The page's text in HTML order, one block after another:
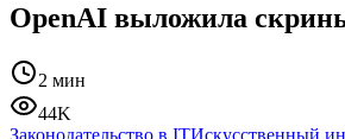
OpenAI выложила
2 мин
44K
Законодательство в ITИскусственный